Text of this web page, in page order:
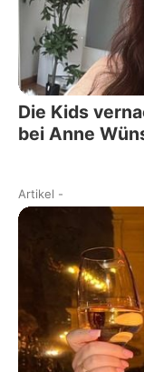
Die Kids
bei Anne
Artikel -